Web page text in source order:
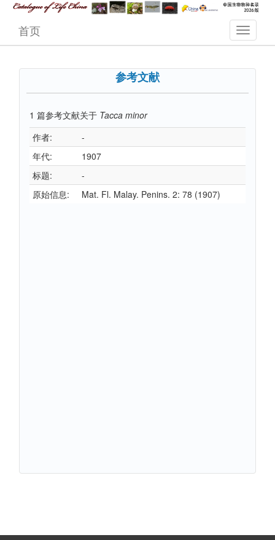
首页
参考文献
1 篇参考文献关于 Tacca minor
作者:
-
年代:
1907
标题:
-
原始信息:
Mat. Fl. Malay. Penins. 2: 78 (1907)